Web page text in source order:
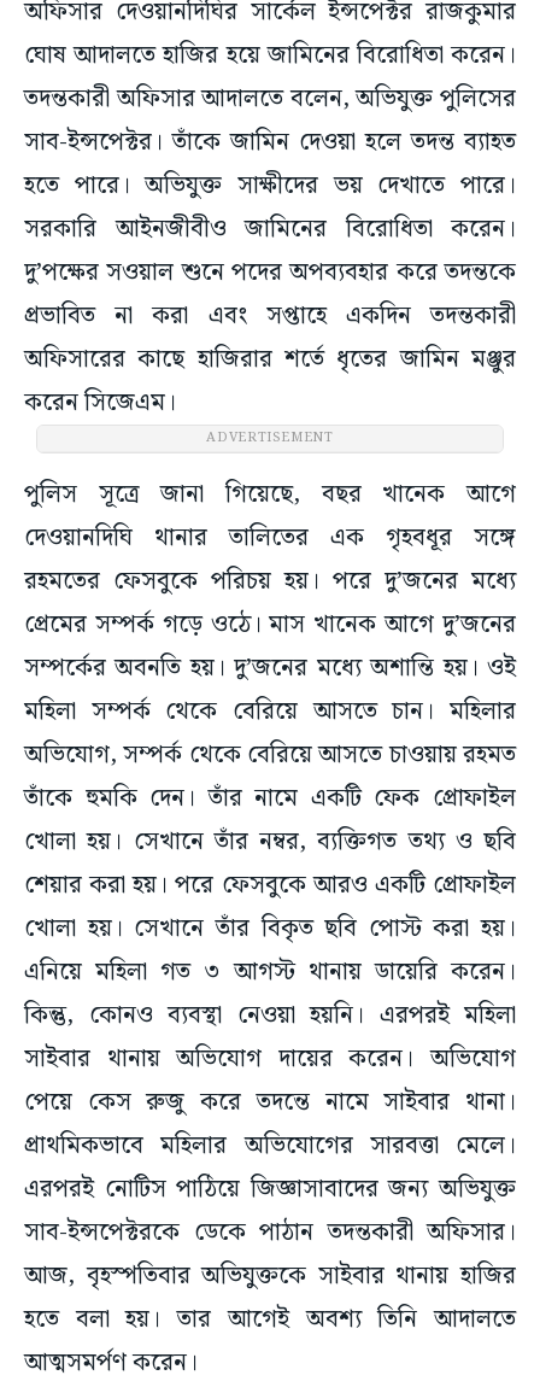
অফিসার দেওয়ানদিঘির সার্কেল ইন্সপেক্টর রাজকুমার
ঘোষ আদালতে হাজির হয়ে জামিনের বিরোধিতা করেন।
তদন্তকারী অফিসার আদালতে বলেন, অভিযুক্ত পুলিসের
সাব-ইন্সপেক্টর। তাঁকে জামিন দেওয়া হলে তদন্ত ব্যাহত
হতে পারে। অভিযুক্ত সাক্ষীদের ভয় দেখাতে পারে।
সরকারি আইনজীবীও জামিনের বিরোধিতা করেন।
দু’পক্ষের সওয়াল শুনে পদের অপব্যবহার করে তদন্তকে
প্রভাবিত না করা এবং সপ্তাহে একদিন তদন্তকারী
অফিসারের কাছে হাজিরার শর্তে ধৃতের জামিন মঞ্জুর
করেন সিজেএম।
ADVERTISEMENT
পুলিস সূত্রে জানা গিয়েছে, বছর খানেক আগে
দেওয়ানদিঘি থানার তালিতের এক গৃহবধূর সঙ্গে
রহমতের ফেসবুকে পরিচয় হয়। পরে দু’জনের মধ্যে
প্রেমের সম্পর্ক গড়ে ওঠে। মাস খানেক আগে দু’জনের
সম্পর্কের অবনতি হয়। দু’জনের মধ্যে অশান্তি হয়। ওই
মহিলা সম্পর্ক থেকে বেরিয়ে আসতে চান। মহিলার
অভিযোগ, সম্পর্ক থেকে বেরিয়ে আসতে চাওয়ায় রহমত
তাঁকে হুমকি দেন। তাঁর নামে একটি ফেক প্রোফাইল
খোলা হয়। সেখানে তাঁর নম্বর, ব্যক্তিগত তথ্য ও ছবি
শেয়ার করা হয়। পরে ফেসবুকে আরও একটি প্রোফাইল
খোলা হয়। সেখানে তাঁর বিকৃত ছবি পোস্ট করা হয়।
এনিয়ে মহিলা গত ৩ আগস্ট থানায় ডায়েরি করেন।
কিন্তু, কোনও ব্যবস্থা নেওয়া হয়নি। এরপরই মহিলা
সাইবার থানায় অভিযোগ দায়ের করেন। অভিযোগ
পেয়ে কেস রুজু করে তদন্তে নামে সাইবার থানা।
প্রাথমিকভাবে মহিলার অভিযোগের সারবত্তা মেলে।
এরপরই নোটিস পাঠিয়ে জিজ্ঞাসাবাদের জন্য অভিযুক্ত
সাব-ইন্সপেক্টরকে ডেকে পাঠান তদন্তকারী অফিসার।
আজ, বৃহস্পতিবার অভিযুক্তকে সাইবার থানায় হাজির
হতে বলা হয়। তার আগেই অবশ্য তিনি আদালতে
আত্মসমর্পণ করেন।